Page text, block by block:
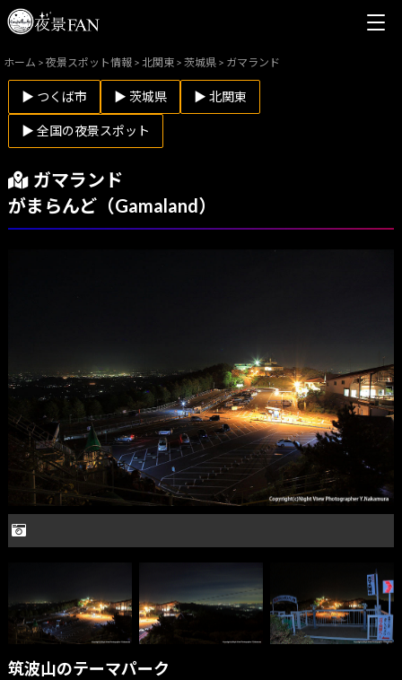
ホーム >夜景スポット情報 > 北関東 >茨城県 > ガマランド
▶ つくば市 ▶ 茨城県 ▶ 北関東
▶ 全国の夜景スポット
ガマランド
がまらんど（Gamaland）
筑波山のテーマパーク